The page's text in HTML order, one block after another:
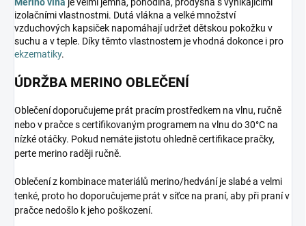
izolačními vlastnostmi. Dutá vlákna a velké množství
vzduchových kapsiček napomáhají udržet dětskou pokožku v
suchu a v teple. Díky těmto vlastnostem je vhodná dokonce i pro
ekzematiky.
ÚDRŽBA MERINO OBLEČENÍ
Oblečení doporučujeme prát pracím prostředkem na vlnu, ručně
nebo v pračce s certifikovaným programem na vlnu do 30°C na
nízké otáčky. Pokud nemáte jistotu ohledně certifikace pračky,
perte merino raději ručně.
Oblečení z kombinace materiálů merino/hedvání je slabé a velmi
tenké, proto ho doporučujeme prát v síťce na praní, aby při praní v
pračce nedošlo k jeho poškození.